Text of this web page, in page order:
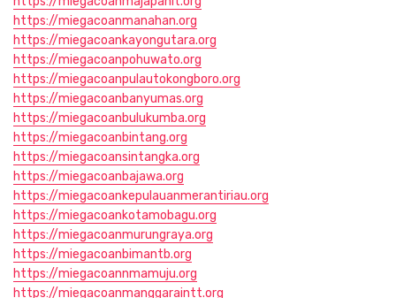
https://miegacoanmanahan.org
https://miegacoankayongutara.org
https://miegacoanpohuwato.org
https://miegacoanpulautokongboro.org
https://miegacoanbanyumas.org
https://miegacoanbulukumba.org
https://miegacoanbintang.org
https://miegacoansintangka.org
https://miegacoanbajawa.org
https://miegacoankepulauanmerantiriau.org
https://miegacoankotamobagu.org
https://miegacoanmurungraya.org
https://miegacoanbimantb.org
https://miegacoannmamuju.org
https://miegacoanmanggaraintt.org